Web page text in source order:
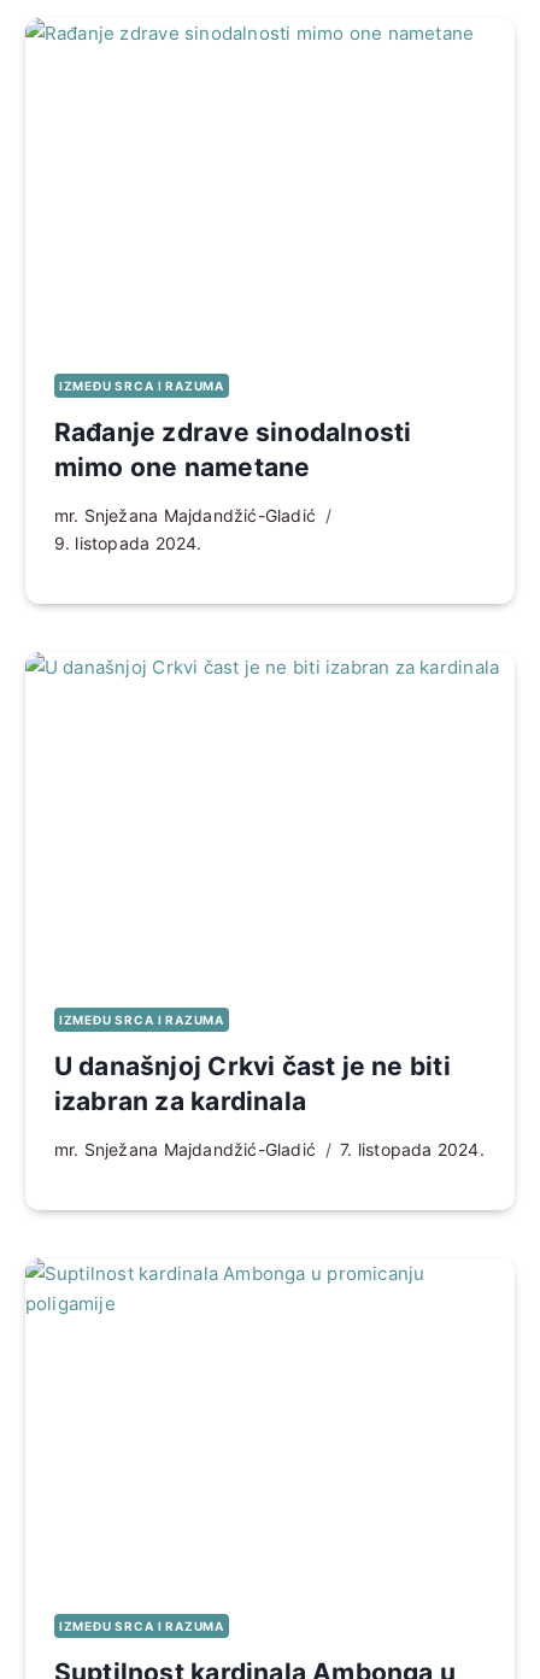
IZMEĐU SRCA I RAZUMA
Rađanje zdrave sinodalnosti
mimo one nametane
mr. Snježana Majdandžić-Gladić
9. listopada 2024.
IZMEĐU SRCA I RAZUMA
U današnjoj Crkvi čast je ne biti
izabran za kardinala
mr. Snježana Majdandžić-Gladić 7. listopada 2024.
IZMEĐU SRCA I RAZUMA
Suptilnost kardinala Ambonga u